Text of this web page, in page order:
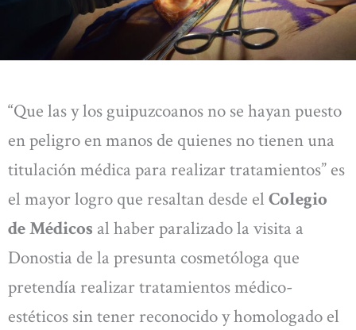
“Que las y los guipuzcoanos no se hayan puesto
en peligro en manos de quienes no tienen una
titulación médica para realizar tratamientos” es
el mayor logro que resaltan desde el Colegio
de Médicos al haber paralizado la visita a
Donostia de la presunta cosmetóloga que
pretendía realizar tratamientos médico-
estéticos sin tener reconocido y homologado el